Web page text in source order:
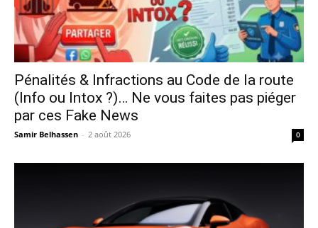
Pénalités & Infractions au Code de la route
(Info ou Intox ?)… Ne vous faites pas piéger
par ces Fake News
Samir Belhassen - 2 août 2026 0